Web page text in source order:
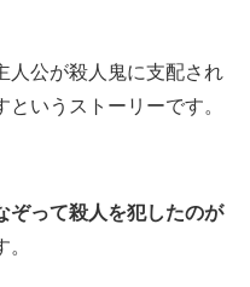
人公が殺人鬼に支配され
いうストーリーです。
ぞって殺人を犯したのが